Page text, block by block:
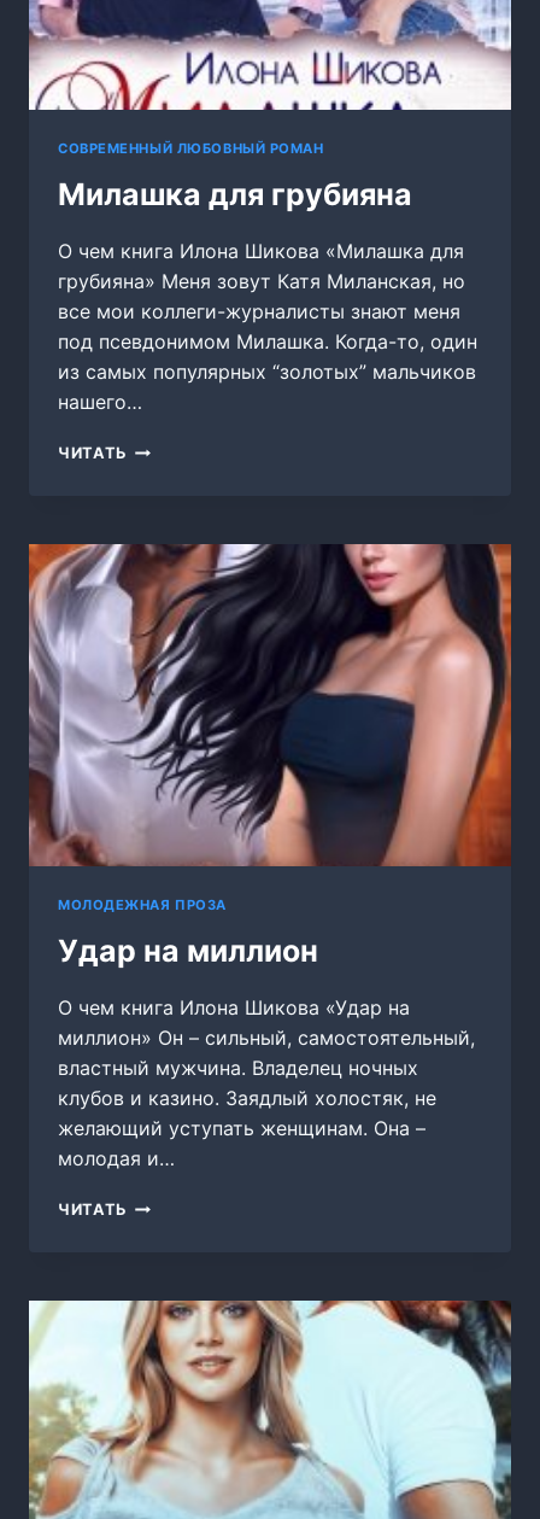
СОВРЕМЕННЫЙ ЛЮБОВНЫЙ РОМАН
Милашка для грубияна
О чем книга Илона Шикова «Милашка для
грубияна» Меня зовут Катя Миланская, но
все мои коллеги-журналисты знают меня
под псевдонимом Милашка. Когда-то, один
из самых популярных “золотых” мальчиков
нашего…
ЧИТАТЬ МИЛАШКА
МОЛОДЕЖНАЯ ПРОЗА
Удар на миллион
О чем книга Илона Шикова «Удар на
миллион» Он – сильный, самостоятельный,
властный мужчина. Владелец ночных
клубов и казино. Заядлый холостяк, не
желающий уступать женщинам. Она –
молодая и…
ЧИТАТЬ УДАР